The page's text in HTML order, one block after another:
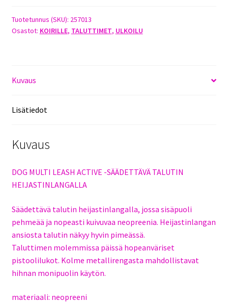
X
20MM
Tuotetunnus (SKU): 257013
Osastot: KOIRILLE, TALUTTIMET, ULKOILU
Kuvaus
Lisätiedot
Kuvaus
DOG MULTI LEASH ACTIVE -SÄÄDETTÄVÄ TALUTIN
HEIJASTINLANGALLA
Säädettävä talutin heijastinlangalla, jossa sisäpuoli
pehmeää ja nopeasti kuivuvaa neopreenia. Heijastinlangan
ansiosta talutin näkyy hyvin pimeässä.
Taluttimen molemmissa päissä hopeanväriset
pistoolilukot. Kolme metallirengasta mahdollistavat
hihnan monipuolin käytön.
materiaali: neopreeni